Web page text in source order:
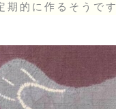
期的に作るそうです